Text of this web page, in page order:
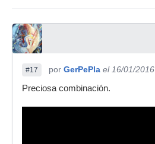
#17 por GerPePla el 16/01/2016
Preciosa combinación.